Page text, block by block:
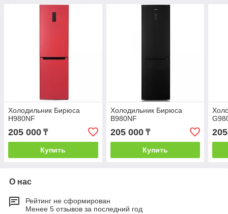
Холодильник Бирюса
H980NF
205 000 ₸
Купить
Холодильник Бирюса
B980NF
205 000₸
Купить
О нас
Рейтинг не сформирован
Менее 5 отзывов за последний год